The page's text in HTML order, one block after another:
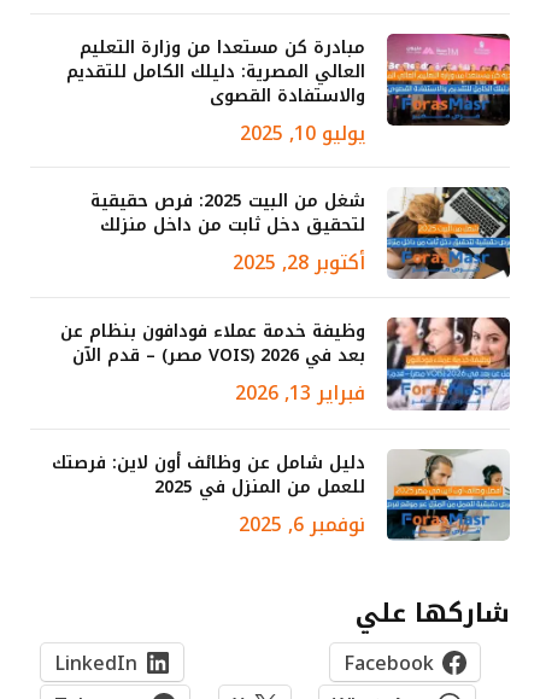
مبادرة كن مستعدا من وزارة التعليم
العالي المصرية: دليلك الكامل للتقديم
والاستفادة القصوى
يوليو 10, 2025
شغل من البيت 2025: فرص حقيقية
لتحقيق دخل ثابت من داخل منزلك
أكتوبر 28, 2025
وظيفة خدمة عملاء فودافون بنظام عن
بعد في 2026 (VOIS مصر) – قدم الآن
فبراير 13, 2026
دليل شامل عن وظائف أون لاين: فرصتك
للعمل من المنزل في 2025
نوفمبر 6, 2025
شاركها علي
Facebook
LinkedIn